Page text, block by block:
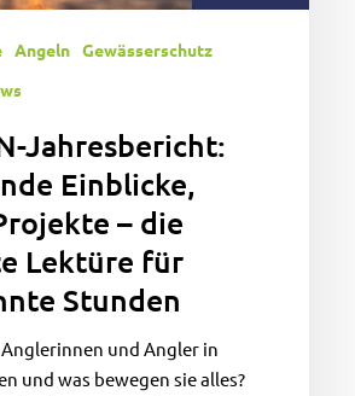
Angeln Gewässerschutz
Jahresbericht:
Einblicke,
– die
Lektüre für
Stunden
und Angler in
und was bewegen sie alles?